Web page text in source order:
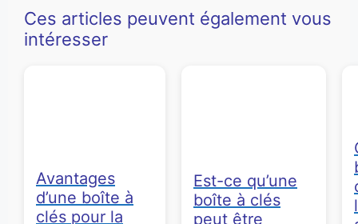
Ces articles peuvent également vous
intéresser
Avantages
d’une boîte à
clés pour la
Est-ce qu’une
boîte à clés
peut être